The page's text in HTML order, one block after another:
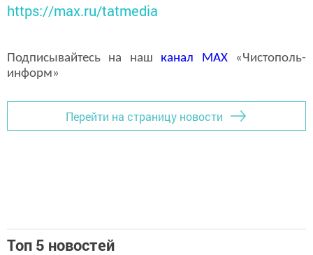
https://max.ru/tatmedia
Подписывайтесь на наш канал MAX«Чистополь-
информ»
Перейти на страницу новости
Топ 5 новостей